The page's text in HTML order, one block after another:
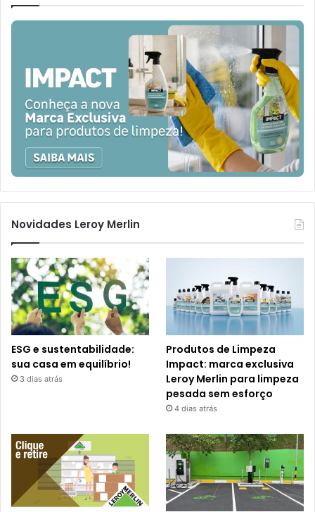
Novidades Leroy Merlin
ESG e sustentabilidade:
sua casa em equilíbrio!
3 dias atrás
Produtos de Limpeza
Impact: marca exclusiva
Leroy Merlin para limpeza
pesada sem esforço
4 dias atrás